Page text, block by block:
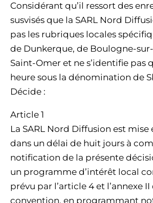
Considérant qu’il ressort des
susvisés que la SARL Nord
pas les rubriques locales
de Dunkerque, de Boulogne-
Saint-Omer et ne s’identifie pas
heure sous la dénomination de
Décide :
Article 1
La SARL Nord Diffusion est mise
dans un délai de huit jours à
notification de la présente
un programme d’intérêt local
prévu par l’article 4 et l’annexe II
convention, en programmant